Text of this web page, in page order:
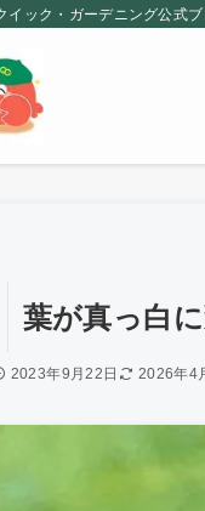
イック・ガーデニング公式
葉が真っ白
2023年9月22日 2026年4